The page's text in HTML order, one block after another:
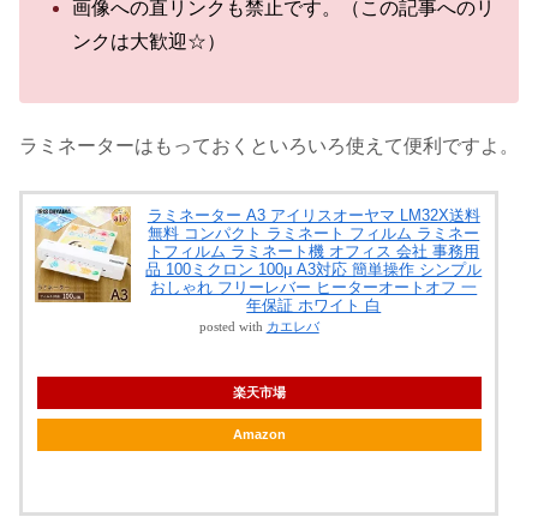
画像への直リンクも禁止です。（この記事へのリ
ンクは大歓迎☆）
ラミネーターはもっておくといろいろ使えて便利ですよ。
ラミネーター A3 アイリスオーヤマ LM32X送料
無料 コンパクト ラミネート フィルム ラミネー
トフィルム ラミネート機 オフィス 会社 事務用
品 100ミクロン 100μ A3対応 簡単操作 シンプル
おしゃれ フリーレバー ヒーターオートオフ 一
年保証 ホワイト 白
posted with カエレバ
楽天市場
Amazon